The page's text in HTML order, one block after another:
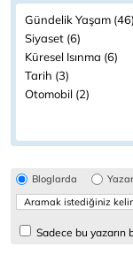
Gündelik Yaşam (46)
Siyaset (6)
Küresel Isınma (6)
Tarih (3)
Otomobil (2)
Bloglarda
Sadece bu yazarın